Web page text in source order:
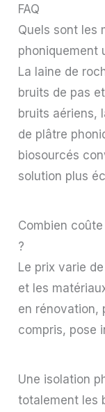
FAQ
Quels sont les
phoniquement
La laine de
bruits de pas
bruits aériens,
de plâtre
biosourcés
solution plus
Combien coûte
?
Le prix varie
et les
en rénovation,
compris, pose
Une isolation
totalement les